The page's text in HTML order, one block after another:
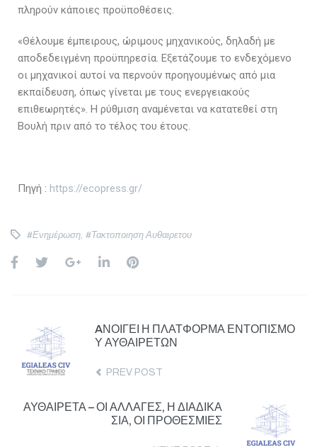
πληρούν κάποιες προϋποθέσεις.
«Θέλουμε έμπειρους, ώριμους μηχανικούς, δηλαδή με
αποδεδειγμένη προϋπηρεσία. Εξετάζουμε το ενδεχόμενο
οι μηχανικοί αυτοί να περνούν προηγουμένως από μια
εκπαίδευση, όπως γίνεται με τους ενεργειακούς
επιθεωρητές». Η ρύθμιση αναμένεται να κατατεθεί στη
Βουλή πριν από το τέλος του έτους.
Πηγή : https://ecopress.gr/
#ενημέρωση #Τακτοποιηση Αυθαιρετου
AΝΟΊΓΕΙ Η ΠΛΑΤΦΌΡΜΑ ΕΝΤΟΠΙΣΜΟ
Ύ ΑΥΘΑΙΡΈΤΩΝ
PREV POST
ΑΥΘΑΊΡΕΤΑ – ΟΙ ΑΛΛΑΓΈΣ, Η ΔΙΑΔΙΚΑ
ΣΊΑ, ΟΙ ΠΡΟΘΕΣΜΊΕΣ